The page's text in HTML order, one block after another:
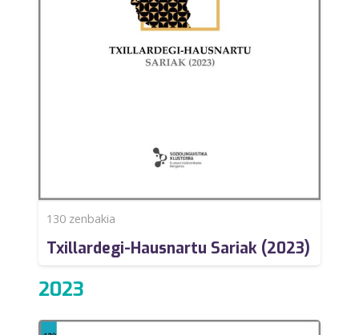
130 zenbakia
Txillardegi-Hausnartu Sariak (2023)
2023